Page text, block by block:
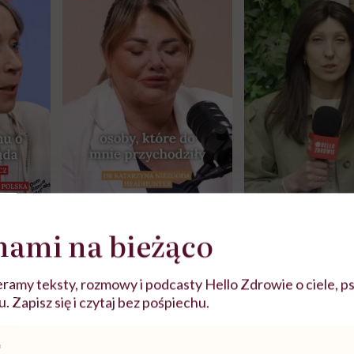
"Jestem w ciąży, co mi się
należy?". Headhunter o
Wkrótce nowa
na bieżąco
teksty, rozmowy i podcasty Hello Zdrowie o ciele,
Zapisz się i czytaj bez pośpiechu.